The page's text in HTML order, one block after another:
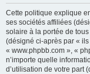
Cette politique explique
ses sociétés affiliées
solaire à la portée de
(désigné ci-après par «
« www.phpbb.com », «
n’importe quelle
d’utilisation de votre part